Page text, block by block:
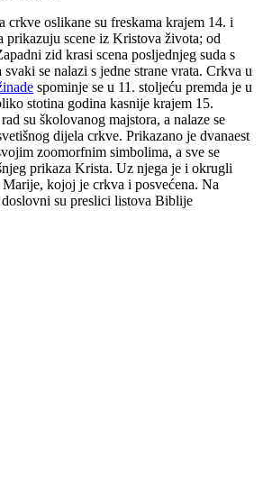
crkve oslikane su freskama krajem 14. i
prikazuju scene iz Kristova života; od
zid krasi scena posljednjeg suda s
se nalazi s jedne strane vrata. Crkva u
spominje se u 11. stoljeću premda je u
stotina godina kasnije krajem 15.
su školovanog majstora, a nalaze se
dijela crkve. Prikazano je dvanaest
zoomorfnim simbolima, a sve se
prikaza Krista. Uz njega je i okrugli
kojoj je crkva i posvećena. Na
su preslici listova Biblije